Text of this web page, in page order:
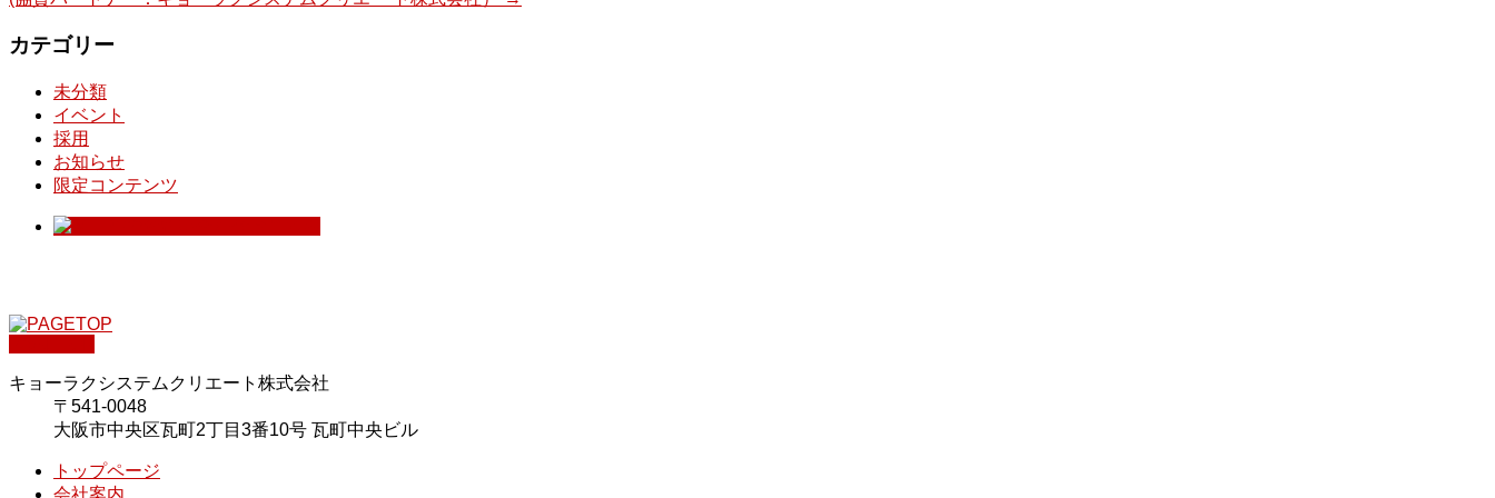
カテゴリー
未分類
イベント
採用
お知らせ
限定コンテンツ
キョーラクシステムクリエート株式会社
〒541-0048
大阪市中央区瓦町2丁目3番10号 瓦町中央ビル
トップページ
会社案内